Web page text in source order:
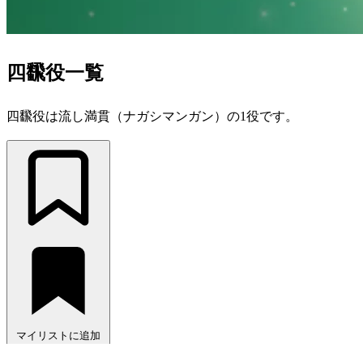
四飜役一覧
四飜役は流し満貫（ナガシマンガン）の1役です。
マイリストに追加